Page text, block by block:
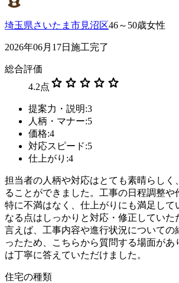
埼玉県さいたま市見沼区46～50歳女性
2026年06月17日施工完了
総合評価
4.2点 star star star star star
提案力・説明:3
人柄・マナー:5
価格:4
対応スピード:5
仕上がり:4
担当者の人柄や対応はとても素晴らしく
ることができました。工事の日程調整や
特に不満はなく、仕上がりにも満足して
なる点はしっかりと対応・修正していた
言えば、工事内容や進行状況についての
ったため、こちらから質問する場面があ
は丁寧に答えていただけました。
住宅の種類